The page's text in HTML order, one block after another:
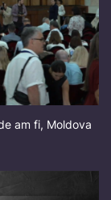
am fi, Moldova